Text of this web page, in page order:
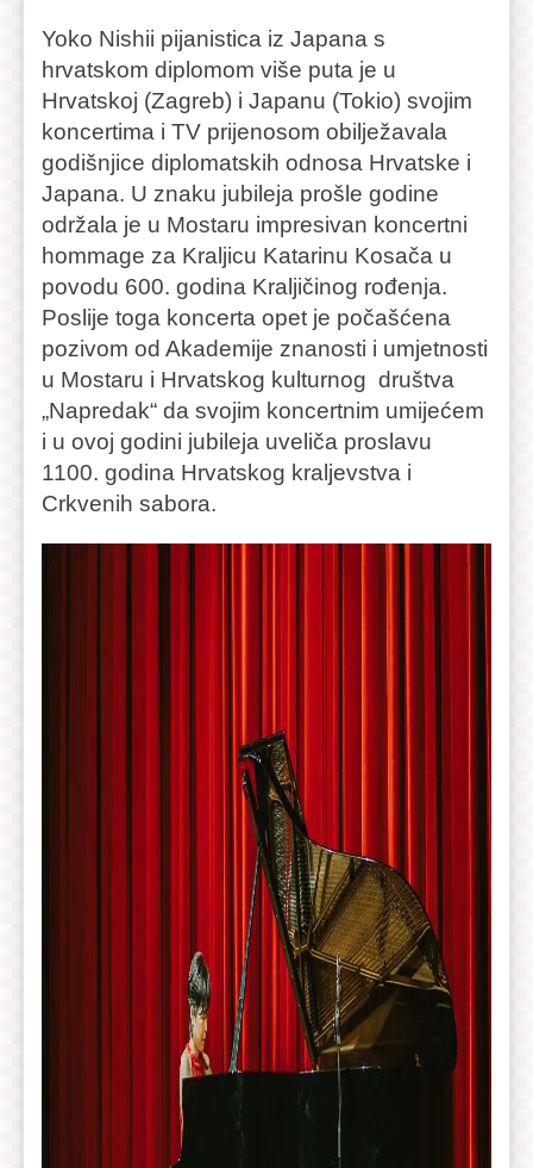
Yoko Nishii pijanistica iz Japana s
hrvatskom diplomom više puta je u
Hrvatskoj (Zagreb) i Japanu (Tokio) svojim
koncertima i TV prijenosom obilježavala
godišnjice diplomatskih odnosa Hrvatske i
Japana. U znaku jubileja prošle godine
održala je u Mostaru impresivan koncertni
hommage za Kraljicu Katarinu Kosača u
povodu 600. godina Kraljičinog rođenja.
Poslije toga koncerta opet je počašćena
pozivom od Akademije znanosti i umjetnosti
u Mostaru i Hrvatskog kulturnog društva
„Napredak“ da svojim koncertnim umijećem
i u ovoj godini jubileja uveliča proslavu
1100. godina Hrvatskog kraljevstva i
Crkvenih sabora.